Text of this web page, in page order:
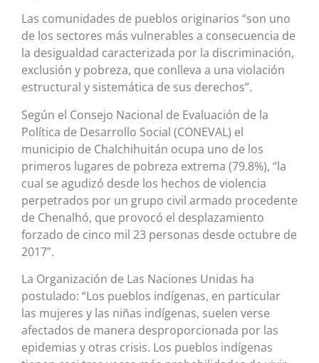
Las comunidades de pueblos originarios “son uno
de los sectores más vulnerables a consecuencia de
la desigualdad caracterizada por la discriminación,
exclusión y pobreza, que conlleva a una violación
estructural y sistemática de sus derechos”.
Según el Consejo Nacional de Evaluación de la
Política de Desarrollo Social (CONEVAL) el
municipio de Chalchihuitán ocupa uno de los
primeros lugares de pobreza extrema (79.8%), “la
cual se agudizó desde los hechos de violencia
perpetrados por un grupo civil armado procedente
de Chenalhó, que provocó el desplazamiento
forzado de cinco mil 23 personas desde octubre de
2017”.
La Organización de Las Naciones Unidas ha
postulado: “Los pueblos indígenas, en particular
las mujeres y las niñas indígenas, suelen verse
afectados de manera desproporcionada por las
epidemias y otras crisis. Los pueblos indígenas